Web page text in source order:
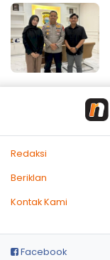
Redaksi
Beriklan
Kontak Kami
Facebook